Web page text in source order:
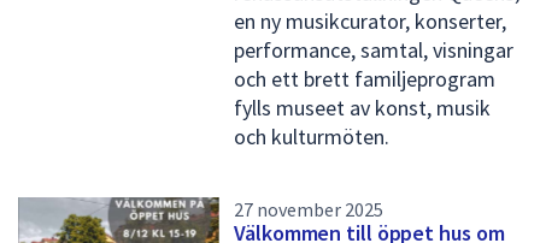
en ny musikcurator, konserter,
performance, samtal, visningar
och ett brett familjeprogram
fylls museet av konst, musik
och kulturmöten.
27 november 2025
Välkommen till öppet hus om